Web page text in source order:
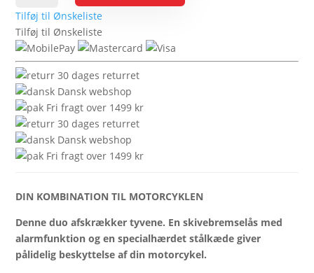
XPlus
8077
2.0
12KS
120
black
loop
antal
Tilføj til Ønskeliste
Tilføj til Ønskeliste
30 dages returret
Dansk webshop
Fri fragt over 1499 kr
30 dages returret
Dansk webshop
Fri fragt over 1499 kr
DIN KOMBINATION TIL MOTORCYKLEN
Denne duo afskrækker tyvene. En skivebremselås med
alarmfunktion og en specialhærdet stålkæde giver
pålidelig beskyttelse af din motorcykel.